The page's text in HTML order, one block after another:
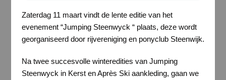
Zaterdag 11 maart vindt de lente editie van het
evenement “Jumping Steenwyck “ plaats, deze wordt
georganiseerd door rijvereniging en ponyclub Steenwijk.
Na twee succesvolle winteredities van Jumping
Steenwyck in Kerst en Après Ski aankleding, gaan we